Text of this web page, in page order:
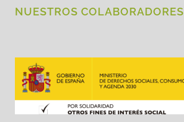
NUESTROS COLABORADORES